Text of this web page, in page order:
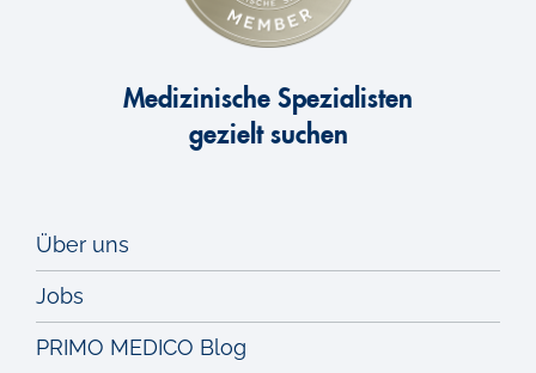
Medizinische Spezialisten
gezielt suchen
Über uns
Jobs
PRIMO MEDICO Blog